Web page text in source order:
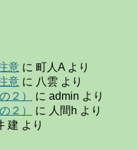
意 に 町人A より
意 に 八雲 より
２）
に admin より
２）
に 人間h より
建 より